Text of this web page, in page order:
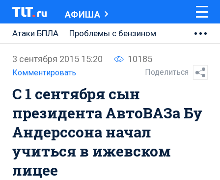
АФИША
Атаки БПЛА
Проблемы с бензином
АВТОВАЗ
Ремонт Центральной площади
Ремонт Обводного шоссе
Набережная Тольятти
Неделя Тольятти
3 сентября 2015 15:20 10185
Комментировать Поделиться
С 1 сентября сын
президента АвтоВАЗа Бу
Андерссона начал
учиться в ижевском
лицее